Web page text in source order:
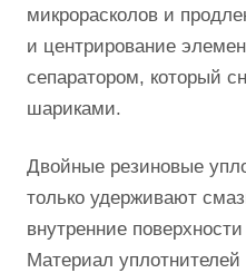
микрорасколов и
и центрирование
сепаратором, который
шариками.
Двойные резиновые
только удерживают
внутренние
Материал уплотнителей